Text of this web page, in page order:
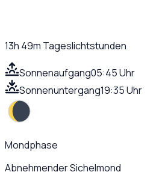
13h 49m Tageslichtstunden
Sonnenaufgang05:45 Uhr
Sonnenuntergang19:35 Uhr
Mondphase
Abnehmender Sichelmond